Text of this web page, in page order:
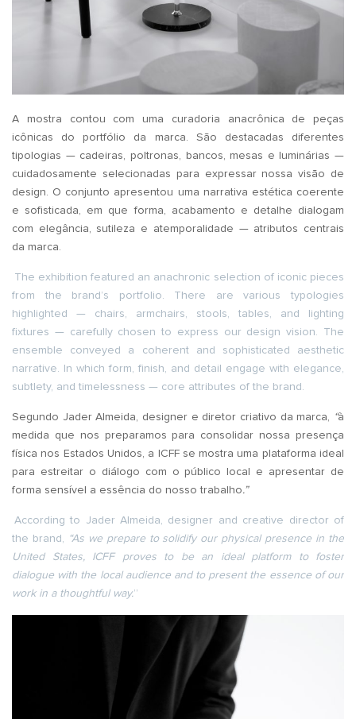
A mostra contou com uma curadoria anacrônica de peças
icônicas do portfólio da marca. São destacadas diferentes
tipologias — cadeiras, poltronas, bancos, mesas e luminárias —
cuidadosamente selecionadas para expressar nossa visão de
design. O conjunto apresentou uma narrativa estética coerente
e sofisticada, em que forma, acabamento e detalhe dialogam
com elegância, sutileza e atemporalidade — atributos centrais
da marca.
The exhibition featured an anachronic selection of iconic pieces
from the brand’s portfolio. There are various typologies
highlighted — chairs, armchairs, stools, tables, and lighting
fixtures — carefully chosen to express our design vision. The
ensemble conveyed a coherent and sophisticated aesthetic
narrative. In which form, finish, and detail engage with elegance,
subtlety, and timelessness — core attributes of the brand.
Segundo Jader Almeida, designer e diretor criativo da marca, “à
medida que nos preparamos para consolidar nossa presença
física nos Estados Unidos, a ICFF se mostra uma plataforma ideal
para estreitar o diálogo com o público local e apresentar de
forma sensível a essência do nosso trabalho.”
According to Jader Almeida, designer and creative director of
the brand, “As we prepare to solidify our physical presence in the
United States, ICFF proves to be an ideal platform to foster
dialogue with the local audience and to present the essence of our
work in a thoughtful way.”